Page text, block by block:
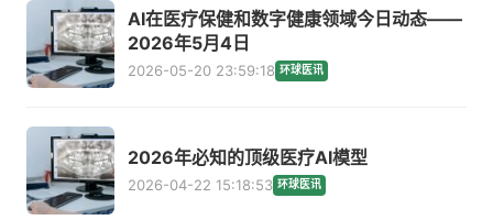
AI在医疗保健和数字健康领域今日动态——
2026年5月4日
2026-05-20 23:59:18 环球医讯
2026年必知的顶级医疗AI模型
2026-04-22 15:18:53 环球医讯